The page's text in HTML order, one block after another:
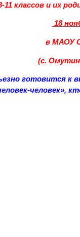
классов и их
18
в МАОУ
(с.
готовится к
человек»,